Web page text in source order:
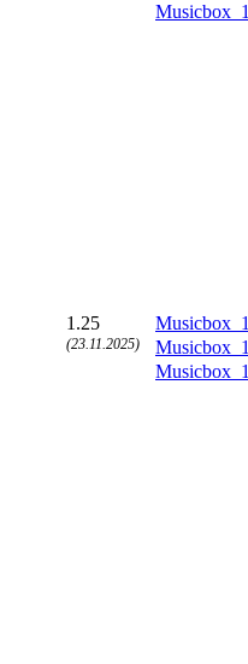
1.25
(23.11.2025)